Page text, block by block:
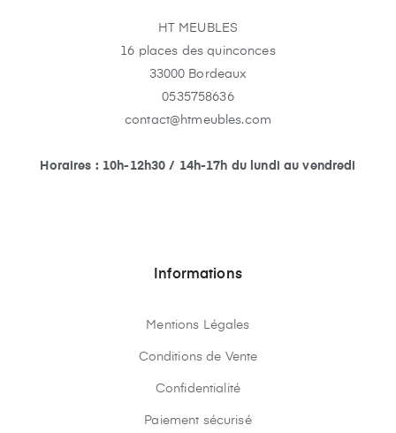
HT MEUBLES
16 places des quinconces
33000 Bordeaux
0535758636
contact@htmeubles.com
Horaires : 10h-12h30 / 14h-17h du lundi au vendredi
Informations
Mentions Légales
Conditions de Vente
Confidentialité
Paiement sécurisé